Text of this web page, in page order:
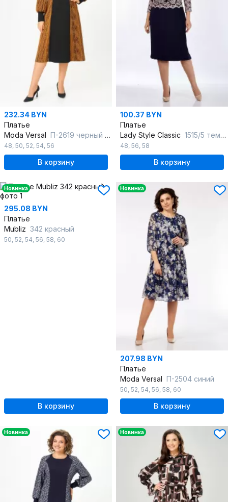
232.34 BYN
Платье
Moda Versal П-2619 черный рыжий
48, 50, 52, 54, 56
В корзину
100.37 BYN
Платье
Lady Style Classic 1515/5 темно-синий_с_ розовым
48, 56, 58
В корзину
Новинка
295.08 BYN
Платье
Mubliz 342 красный
50, 52, 54, 56, 58, 60
В корзину
Новинка
207.98 BYN
Платье
Moda Versal П-2504 синий
50, 52, 54, 56, 58, 60
В корзину
Новинка Новинка